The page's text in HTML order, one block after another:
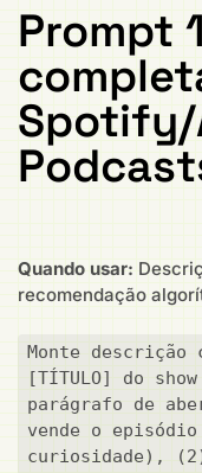
Prompt
Spotify/
Quando usar:
recomendação
Monte descrição
[TÍTULO] do
parágrafo de
vende o
curiosidade),